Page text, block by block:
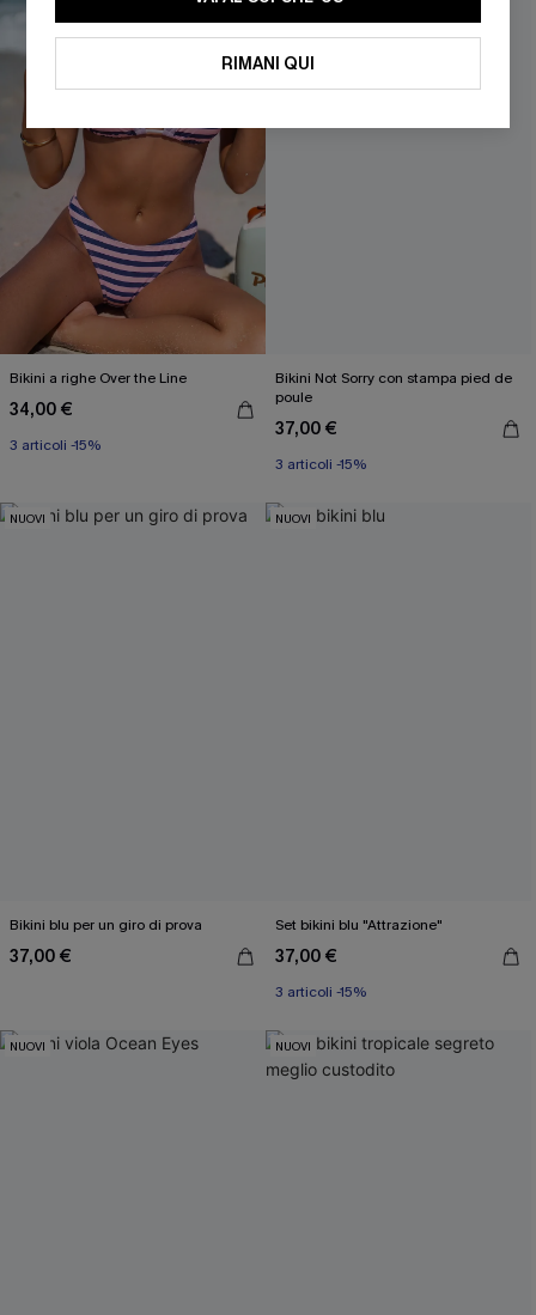
Bikini a righe Over the Line
34,00 €
3 articoli -15%
Bikini Not Sorry con stampa pied de
poule
37,00 €
3 articoli -15%
NUOVI
Bikini blu per un giro di prova
37,00 €
NUOVI
Set bikini blu "Attrazione"
37,00 €
3 articoli -15%
NUOVI NUOVI
RIMANI QUI
Inserendo il tuo indirizzo e-mail, acconsenti a ricevere e-mail di
marketing (compresi contenuti generati dall'intelligenza artificiale)
da Cupshe e accetti i nostri
utilizzare i dati raccolti sul nostro sito e strumenti di tracciamento
come i pixel presenti nelle nostre e-mail per verificare se le e-mail
vengono aperte, valutare il livello di coinvolgimento, personalizzare
contenuti e offerte e consigliarti prodotti che potrebbero interessarti,
il tutto come descritto nella nostra
annullare l'iscrizione in qualsiasi momento.